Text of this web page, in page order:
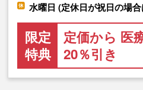
水曜日 (定休日が祝日の場
限定
特典
定価から 医
20％引き